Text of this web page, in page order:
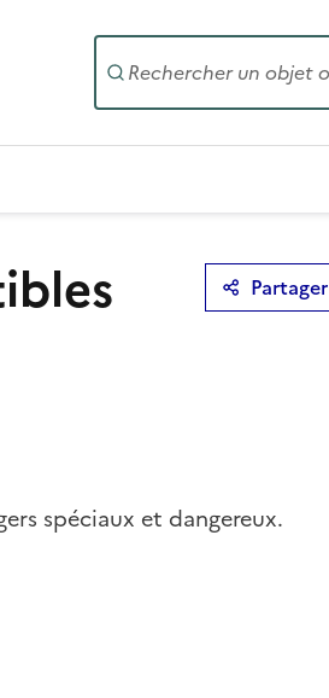
Partager
spéciaux et dangereux.